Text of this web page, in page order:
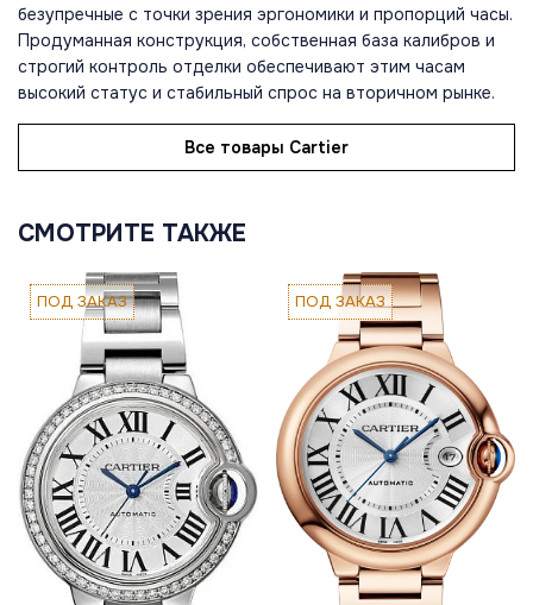
безупречные с точки зрения эргономики и пропорций часы.
Продуманная конструкция, собственная база калибров и
строгий контроль отделки обеспечивают этим часам
высокий статус и стабильный спрос на вторичном рынке.
Все товары Cartier
СМОТРИТЕ ТАКЖЕ
ПОД ЗАКАЗ ПОД ЗАКАЗ